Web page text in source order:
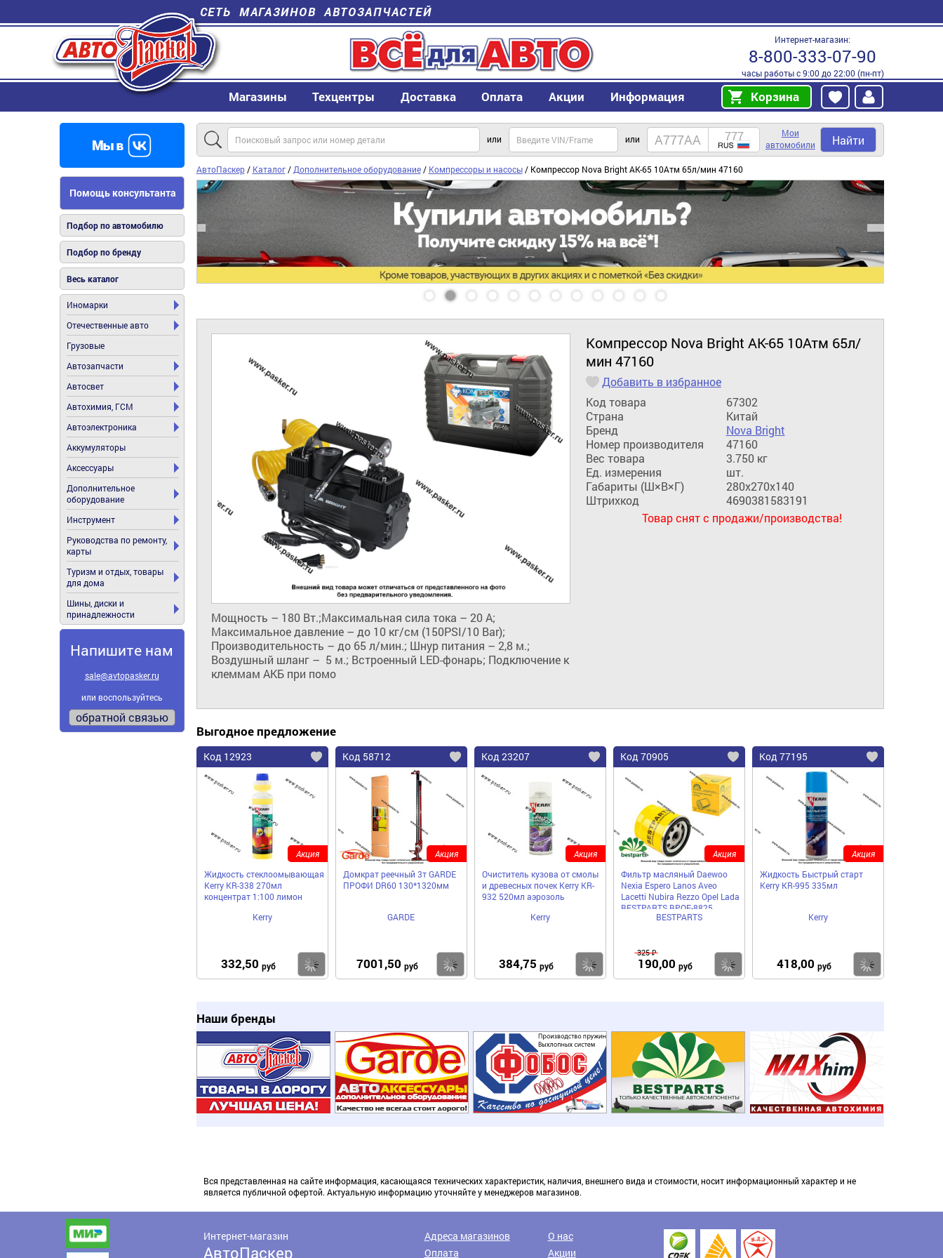
СЕТЬ МАГАЗИНОВ АВТОЗАПЧАСТЕЙ
Интернет-магазин:
8-800-333-07-90
часы работы с 9:00 до 22:00 (пн-пт)
Магазины Техцентры Доставка Оплата Акции Информация Корзина
Помощь консультанта
Подбор по автомобилю
Подбор по бренду
Весь каталог
Иномарки
Отечественные авто
Грузовые
Автозапчасти
Автосвет
Автохимия, ГСМ
Автоэлектроника
Аккумуляторы
Аксессуары
Дополнительное
оборудование
Инструмент
Руководства по ремонту,
карты
Туризм и отдых, товары
для дома
Шины, диски и
принадлежности
Напишите нам
sale@avtopasker.ru
или воспользуйтесь
обратной связью
или или
Мои
автомобили
Найти
АвтоПаскер/ Каталог/ Дополнительное оборудование/ Компрессоры и насосы/ Компрессор Nova Bright АК-65 10Атм 65л/мин 47160
Компрессор Nova Bright АК-65 10Атм 65л/
мин 47160
Добавить в избранное
Код товара
67302
Страна
Китай
Бренд
Nova Bright
Номер производителя
47160
Вес товара
3.750 кг
Ед. измерения
шт.
Габариты (Ш×В×Г)
280x270x140
Штрихкод
4690381583191
Товар снят с продажи/производства!
Мощность – 180 Вт.;Максимальная сила тока – 20 А;
Максимальное давление – до 10 кг/см (150PSI/10 Bar);
Производительность – до 65 л/мин.; Шнур питания – 2,8 м.;
Воздушный шланг –  5 м.; Встроенный LED-фонарь; Подключение к
клеммам АКБ при помо
Выгодное предложение
Код 12923
Жидкость стеклоомывающая
Kerry KR-338 270мл
концентрат 1:100 лимон
Kerry
332,50 руб Купить
Акция
Код 58712
Домкрат реечный 3т GARDE
ПРОФИ DR60 130*1320мм
GARDE
7001,50 руб Купить
Акция
Код 23207
Очиститель кузова от смолы
и древесных почек Kerry KR-
932 520мл аэрозоль
Kerry
384,75 руб Купить
Акция
Код 70905
Фильтр масляный Daewoo
Nexia Espero Lanos Aveo
Lacetti Nubira Rezzo Opel Lada
BESTPARTS BPOF-8825
BESTPARTS
325 ₽
190,00 руб Купить
Акция
Код 77195
Жидкость Быстрый старт
Kerry KR-995 335мл
Kerry
418,00 руб
Акция
Наши бренды
Вся представленная на сайте информация, касающаяся технических характеристик, наличия, внешнего вида и стоимости, носит информационный характер и не
является публичной офертой. Актуальную информацию уточняйте у менеджеров магазинов.
Интернет-магазин
АвтоПаскер
Адреса магазинов
О нас
Оплата
Акции
Доставка транспортными компаниями